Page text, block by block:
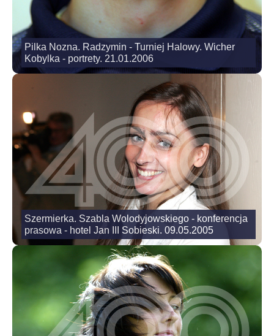
Pilka Nozna. Radzymin - Turniej Halowy. Wicher
Kobylka - portrety. 21.01.2006
Szermierka. Szabla Wolodyjowskiego - konferencja
prasowa - hotel Jan III Sobieski. 09.05.2005